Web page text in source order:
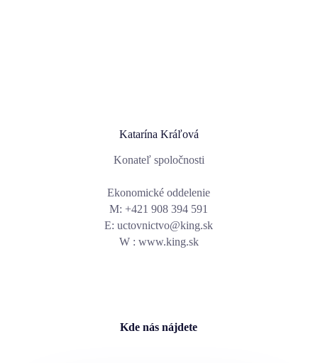
Katarína Kráľová
Konateľ spoločnosti
Ekonomické oddelenie
M: +421 908 394 591
E: uctovnictvo@king.sk
W : www.king.sk
Kde nás nájdete